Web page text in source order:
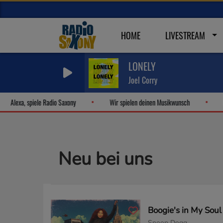
HOME LIVESTREAM
LONELY
Joel Corry
Alexa, spiele Radio Saxony Wir spielen deinen Musikwunsch
Neu bei uns
Boogie's in My Soul